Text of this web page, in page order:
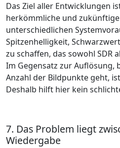
Das Ziel aller Entwicklungen
herkömmliche und
unterschiedlichen
Spitzenhelligkeit,
zu schaffen, das sowohl SDR
Im Gegensatz zur Auflösung,
Anzahl der Bildpunkte geht,
Deshalb hilft hier kein
7. Das Problem liegt
Wiedergabe